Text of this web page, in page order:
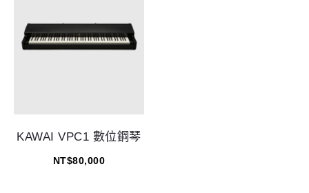
KAWAI VPC1 數位鋼琴
NT$80,000